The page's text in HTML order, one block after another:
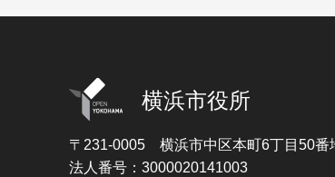
横浜市役所
〒231-0005 横浜市中区本町6丁目50番
法人番号：3000020141003